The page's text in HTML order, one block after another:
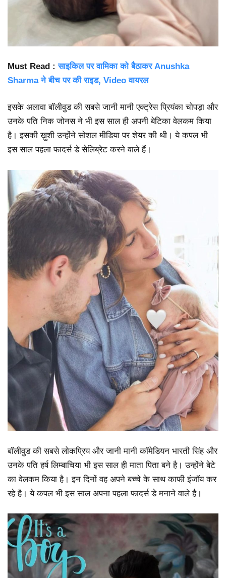
Must Read :साइकिल पर वामिका को बैठाकर Anushka
Sharma ने बीच पर की राइड, Video वायरल
इसके अलावा बॉलीवुड की सबसे जानी मानी एक्ट्रेस प्रियंका चोपड़ा और
उनके पति निक जोनस ने भी इस साल ही अपनी बेटिका वेलकम किया
है। इसकी ख़ुशी उन्होंने सोशल मीडिया पर शेयर की थी। ये कपल भी
इस साल पहला फादर्स डे सेलिब्रेट करने वाले हैं।
बॉलीवुड की सबसे लोकप्रिय और जानी मानी कॉमेडियन भारती सिंह और
उनके पति हर्ष लिम्बाचिया भी इस साल ही माता पिता बने है। उन्होंने बेटे
का वेलकम किया है। इन दिनों वह अपने बच्चे के साथ काफी इंजॉय कर
रहे है। ये कपल भी इस साल अपना पहला फादर्स डे मनाने वाले है।